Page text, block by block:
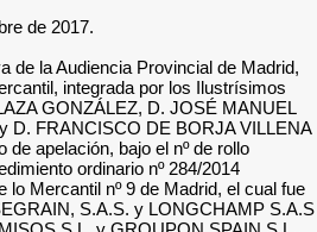
de 2017.
de la Audiencia Provincial de Madrid,
integrada por los Ilustrísimos
GONZÁLEZ, D. JOSÉ MANUEL
D. FRANCISCO DE BORJA VILLENA
apelación, bajo el nº de rollo
ordinario nº 284/2014
lo Mercantil nº 9 de Madrid, el cual fue
S.A.S. y LONGCHAMP S.A.S